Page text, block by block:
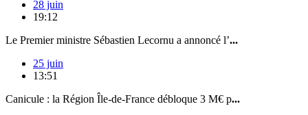
28 juin
19:12
Le Premier ministre Sébastien Lecornu a annoncé l’...
25 juin
13:51
Canicule : la Région Île-de-France débloque 3 M€ p...